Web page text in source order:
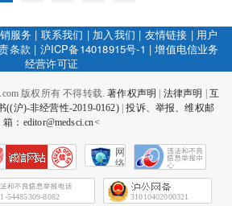
服务 | 联系我们 | 加入我们 | 友情链接 | 用户
条款 | 沪ICP备14018915号-1 |增值电信业务
经营许可证
版权所有 不得转载.著作权声明 法律声明
互
((沪)-非经营性-2019-0162)|投诉、举报、维权邮
箱：editor@medsci.cn<
网
络
会
征
54485309-8082 31010402000321